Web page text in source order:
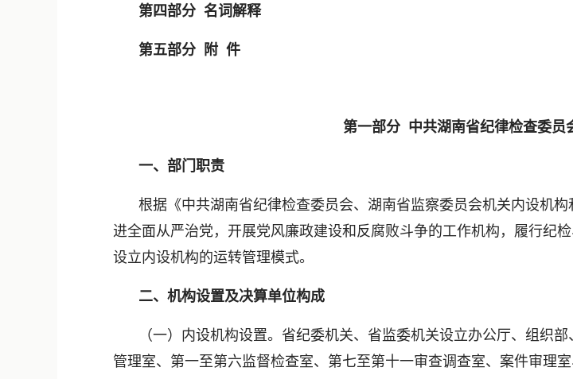
第四部分 名词解释
第五部分 附 件
第一部分 中共湖南省纪律检查委员
一、部门职责
根据《中共湖南省纪律检查委员会、湖南省监察委员会机关内设机
进全面从严治党，开展党风廉政建设和反腐败斗争的工作机构，履行纪
设立内设机构的运转管理模式。
二、机构设置及决算单位构成
（一）内设机构设置。省纪委机关、省监委机关设立办公厅、组织
管理室、第一至第六监督检查室、第七至第十一审查调查室、案件审理